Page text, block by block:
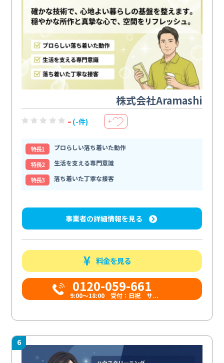
株式会社Aramashi
- (-件) ＋
特⻑1
プロらしい落ち着いた動作
特⻑2
生活を支える専門意識
特⻑3
落ち着いた丁寧な接客
事業者の詳細情報を見る
料金を見る
0120-059-661
9:00〜18:00 受付：日祝 サ...
6